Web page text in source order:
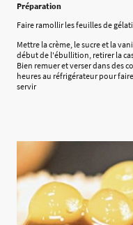
Préparation
Faire ramollir les feuilles de
Mettre la crème, le sucre et la
début de l'ébullition, retirer la
Bien remuer et verser dans des
heures au réfrigérateur pour
servir